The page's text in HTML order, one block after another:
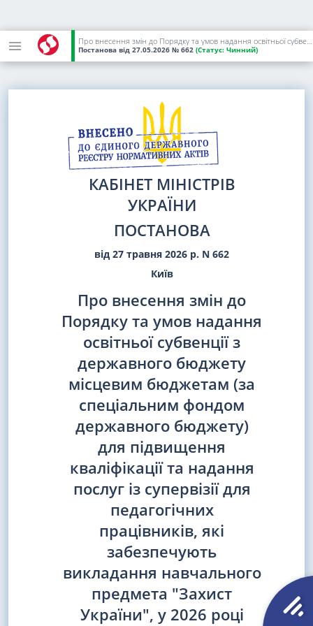
Про внесення змін до Порядку та умов надання освітньої субвенції з державного бюджету місцевим бюджетам (за спеціальним фондом державного бюджету) для підвищення кваліфікації та надання послуг із супервізії для педагогічних працівників, які забезпечують викладання навчального предмета "Захист України", у 2026 році
Постанова від 27.05.2026 № 662 (Статус: Чинний)
КАБІНЕТ МІНІСТРІВ
УКРАЇНИ
ПОСТАНОВА
від 27 травня 2026 р. N 662
Київ
Про внесення змін до
Порядку та умов надання
освітньої субвенції з
державного бюджету
місцевим бюджетам (за
спеціальним фондом
державного бюджету)
для підвищення
кваліфікації та надання
послуг із супервізії для
педагогічних
працівників, які
забезпечують
викладання навчального
предмета "Захист
України", у 2026 році